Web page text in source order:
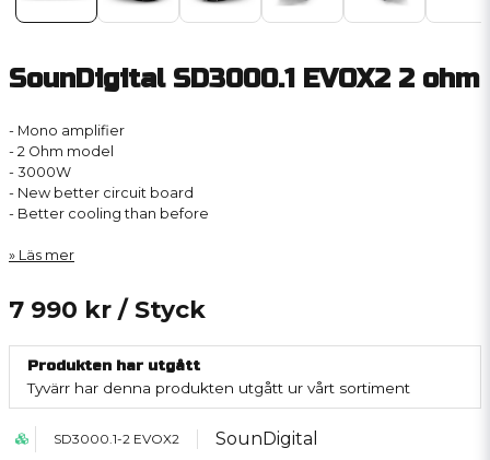
SounDigital SD3000.1 EVOX2 2 ohm
- Mono amplifier
- 2 Ohm model
- 3000W
- New better circuit board
- Better cooling than before
Läs mer
7 990 kr / Styck
Produkten har utgått
Tyvärr har denna produkten utgått ur vårt sortiment
SD3000.1-2 EVOX2 SounDigital